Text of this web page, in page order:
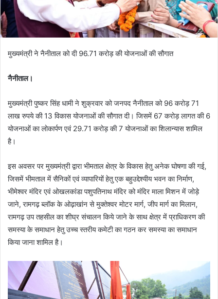
मुख्यमंत्री ने नैनीताल को दी 96.71 करोड़ की योजनाओं की सौगात
नैनीताल।
मुख्यमंत्री पुष्कर सिंह धामी ने शुक्रवार को जनपद नैनीताल को 96 करोड़ 71
लाख रुपये की 13 विकास योजनाओं की सौगात दी। जिसमें 67 करोड़ लागत की 6
योजनाओं का लोकार्पण एवं 29.71 करोड़ की 7 योजनाओं का शिलान्यास शामिल
है।
इस अवसर पर मुख्यमंत्री द्वारा भीमताल क्षेत्र के विकास हेतु अनेक घोषणा की गई,
जिसमें भीमताल में सैनिकों एवं व्यापारियों हेतु एक बहुउद्देश्यीय भवन का निर्माण,
भीमेश्वर मंदिर एवं ओखलकांडा पशुपतिनाथ मंदिर को मंदिर माला मिशन में जोड़े
जाने, रामगढ़ ब्लॉक के ओढ़ाखांन से मुक्तेश्वर मोटर मार्ग, जीप मार्ग का मिलान,
रामगढ़ उप तहसील का शीघ्र संचालन किये जाने के साथ क्षेत्र में प्राधिकरण की
समस्या के समाधान हेतु उच्च स्तरीय कमेटी का गठन कर समस्या का समाधान
किया जाना शामिल है।